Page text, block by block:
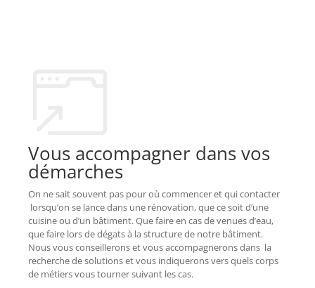
Vous accompagner dans vos
démarches
On ne sait souvent pas pour où commencer et qui contacter
lorsqu’on se lance dans une rénovation, que ce soit d’une
cuisine ou d’un bâtiment. Que faire en cas de venues d’eau,
que faire lors de dégats à la structure de notre bâtiment.
Nous vous conseillerons et vous accompagnerons dans la
recherche de solutions et vous indiquerons vers quels corps
de métiers vous tourner suivant les cas.